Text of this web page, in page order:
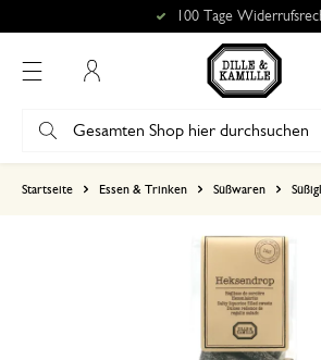
100 Tage
Startseite Essen & Trinken Süßwaren